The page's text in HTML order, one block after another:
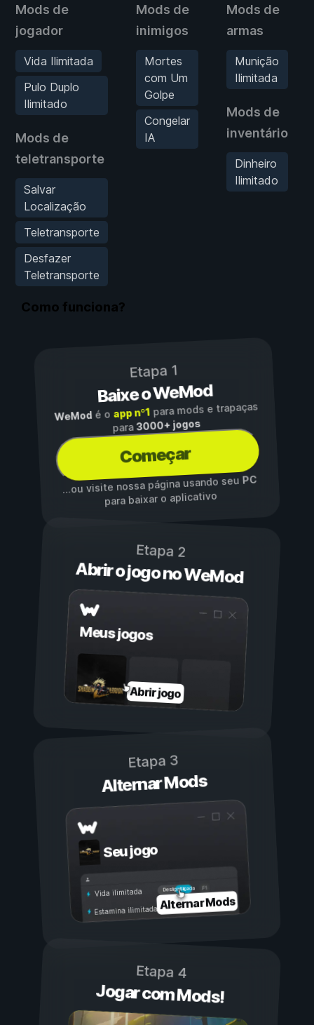
Mods de
jogador
Vida Ilimitada
Pulo Duplo
Ilimitado
Mods de
teletransporte
Salvar
Localização
Teletransporte
Desfazer
Teletransporte
Mods de
inimigos
Mortes
com Um
Golpe
Congelar
IA
Mods de
armas
Munição
Ilimitada
Mods de
inventário
Dinheiro
Ilimitado
Como funciona?
Etapa 1
Baixe o WeMod
WeModé o app nº1para mods e trapaças
para3000+ jogos
Começar
...ou visite nossa página usando seuPC
para baixar o aplicativo
Etapa 2
Abrir o jogo no WeMod
Meus jogos
Abrir jogo
Etapa 3
Alternar Mods
Seu jogo
Ligada
Desligada
Vida ilimitada
Estamina ilimitadaAlternar Mods
Etapa 4
Jogar com Mods!